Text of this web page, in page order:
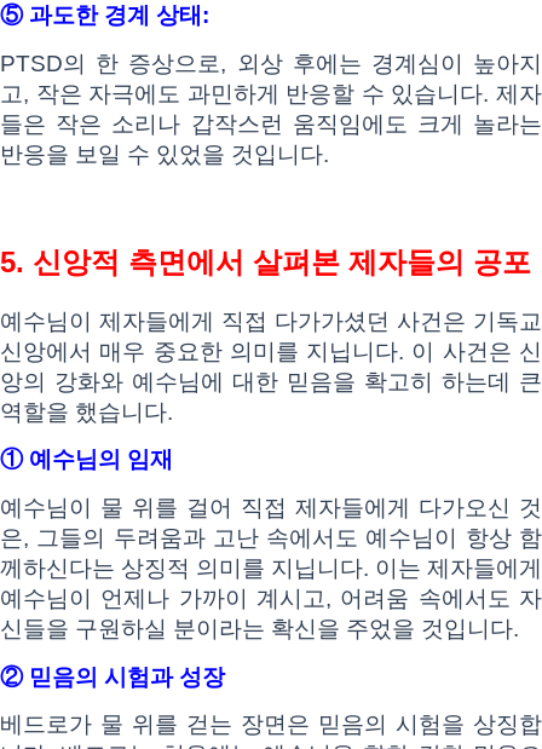
⑤ 과도한 경계 상태:
PTSD의 한 증상으로, 외상 후에는 경계심이 높아지
고, 작은 자극에도 과민하게 반응할 수 있습니다. 제자
들은 작은 소리나 갑작스런 움직임에도 크게 놀라는
반응을 보일 수 있었을 것입니다.
5. 신앙적 측면에서 살펴본 제자들의 공포
예수님이 제자들에게 직접 다가가셨던 사건은 기독교
신앙에서 매우 중요한 의미를 지닙니다. 이 사건은 신
앙의 강화와 예수님에 대한 믿음을 확고히 하는데 큰
역할을 했습니다.
① 예수님의 임재
예수님이 물 위를 걸어 직접 제자들에게 다가오신 것
은, 그들의 두려움과 고난 속에서도 예수님이 항상 함
께하신다는 상징적 의미를 지닙니다. 이는 제자들에게
예수님이 언제나 가까이 계시고, 어려움 속에서도 자
신들을 구원하실 분이라는 확신을 주었을 것입니다.
② 믿음의 시험과 성장
베드로가 물 위를 걷는 장면은 믿음의 시험을 상징합